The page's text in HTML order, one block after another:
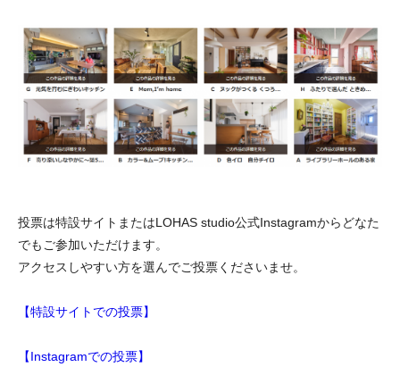
投票は特設サイトまたはLOHAS studio公式Instagramからどなた
でもご参加いただけます。
アクセスしやすい方を選んでご投票くださいませ。
【特設サイトでの投票】
【Instagramでの投票】